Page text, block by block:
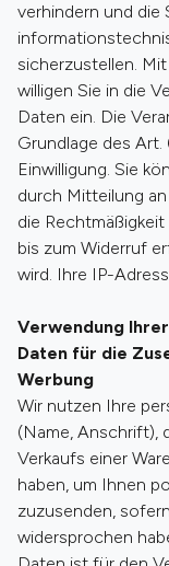
verhindern und die
sicherzustellen.
willigen Sie in die
Daten ein. Die
Grundlage des Art.
Einwilligung. Sie
durch Mitteilung
die
bis zum Widerruf
wird. Ihre IP-
Verwendung
Daten für die
Werbung
Wir nutzen Ihre
(Name, Anschrift),
Verkaufs einer
haben, um Ihnen
zuzusenden,
widersprochen